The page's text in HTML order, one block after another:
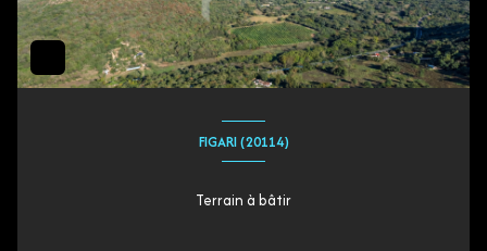
FIGARI (20114)
Terrain à bâtir